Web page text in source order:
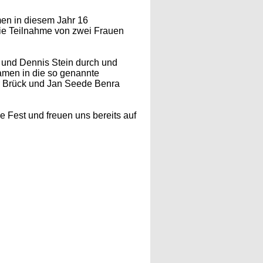
in diesem Jahr 16
Teilnahme von zwei Frauen
Dennis Stein durch und
in die so genannte
und Jan Seede Benra
Fest und freuen uns bereits auf